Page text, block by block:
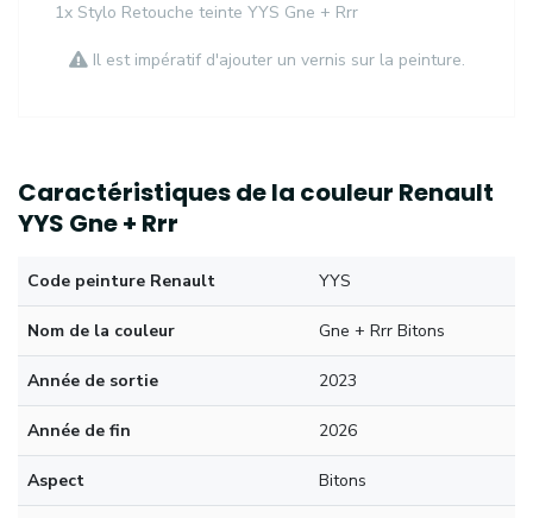
1x Stylo Retouche teinte YYS Gne + Rrr
Il est impératif d'ajouter un vernis sur la peinture.
Caractéristiques de la couleur Renault
YYS Gne + Rrr
Code peinture Renault YYS
Nom de la couleur Gne + Rrr Bitons
Année de sortie 2023
Année de fin 2026
Aspect Bitons